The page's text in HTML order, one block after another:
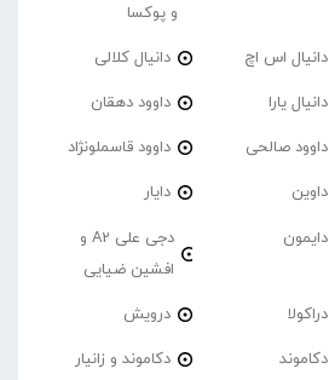
و پوکسا
دانیال اس اچ دانیال کلالی
دانیال یارا داوود دهقان
داوود صالحی داوود قاسملونژاد
داوین دایار
دایمون
دجی علی A2 و
افشین ضیایی
دراکولا درویش
دکاموند دکاموند و زانیار